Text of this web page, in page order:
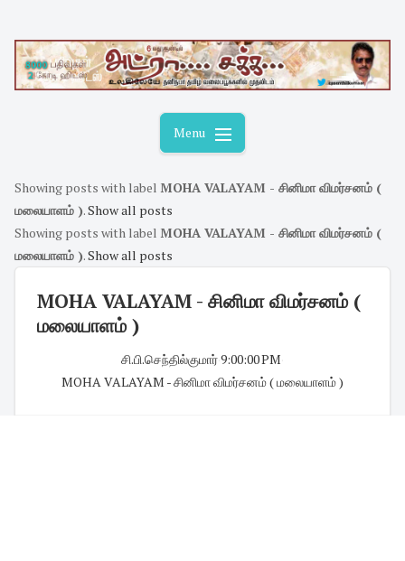
content
Menu
Showing posts with label MOHA VALAYAM - சினிமா விமர்சனம் (
மலையாளம் ).Show all posts
Showing posts with label MOHA VALAYAM - சினிமா விமர்சனம் (
மலையாளம் ).Show all posts
MOHA VALAYAM - சினிமா விமர்சனம் (
மலையாளம் )
சி.பி.செந்தில்குமார்9:00:00 PM
MOHA VALAYAM - சினிமா விமர்சனம் ( மலையாளம் )